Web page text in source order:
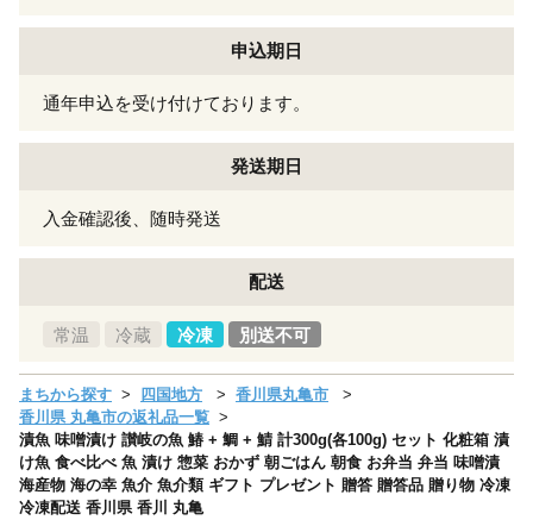
申込期日
通年申込を受け付けております。
発送期日
入金確認後、随時発送
配送
常温 冷蔵 冷凍 別送不可
まちから探す 四国地方
香川県丸亀市
香川県 丸亀市の返礼品一覧
漬魚 味噌漬け 讃岐の魚 鰆 + 鯛 + 鯖 計300g(各100g) セット 化粧箱 漬
け魚 食べ比べ 魚 漬け 惣菜 おかず 朝ごはん 朝食 お弁当 弁当 味噌漬
海産物 海の幸 魚介 魚介類 ギフト プレゼント 贈答 贈答品 贈り物 冷凍
冷凍配送 香川県 香川 丸亀